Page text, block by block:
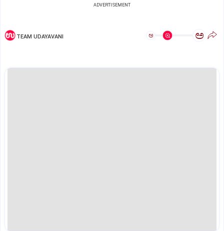
ADVERTISEMENT
TEAM UDAYAVANI ಅ ಅ